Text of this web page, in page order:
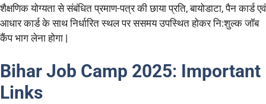
शैक्षणिक योग्यता से संबंधित प्रमाण-पत्र की छाया प्रति, बायोडाटा, पैन कार्ड एवं
आधार कार्ड के साथ निर्धारित स्थल पर ससमय उपस्थित होकर नि:शुल्क जॉब
कैंप भाग लेना होगा |
Bihar Job Camp 2025: Important
Links